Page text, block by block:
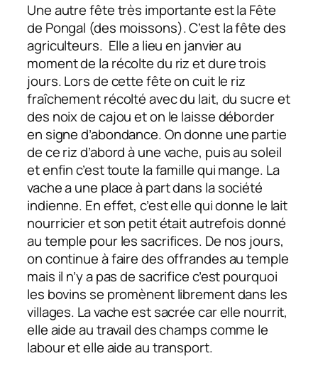
Une autre fête très importante est la Fête
de Pongal (des moissons). C’est la fête des
agriculteurs. Elle a lieu en janvier au
moment de la récolte du riz et dure trois
jours. Lors de cette fête on cuit le riz
fraîchement récolté avec du lait, du sucre et
des noix de cajou et on le laisse déborder
en signe d’abondance. On donne une partie
de ce riz d’abord à une vache, puis au soleil
et enfin c’est toute la famille qui mange. La
vache a une place à part dans la société
indienne. En effet, c’est elle qui donne le lait
nourricier et son petit était autrefois donné
au temple pour les sacrifices. De nos jours,
on continue à faire des offrandes au temple
mais il n’y a pas de sacrifice c’est pourquoi
les bovins se promènent librement dans les
villages. La vache est sacrée car elle nourrit,
elle aide au travail des champs comme le
labour et elle aide au transport.